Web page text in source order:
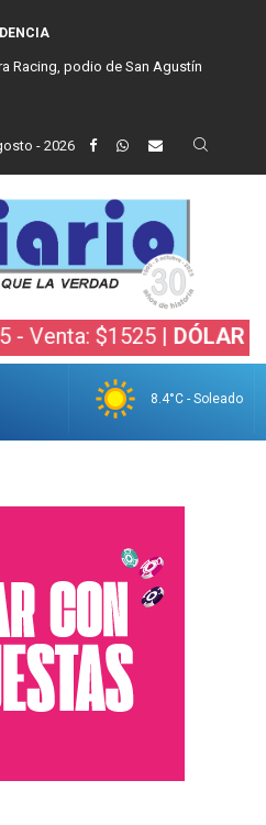
Racing, podio de San Agustín
- 2026
$1525 |DÓLAR BOLSA:
8.4°C - Soleado